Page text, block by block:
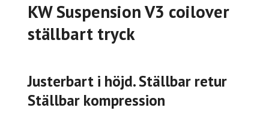
KW Suspension V3 coilover
ställbart tryck
Justerbart i höjd. Ställbar retur
Ställbar kompression